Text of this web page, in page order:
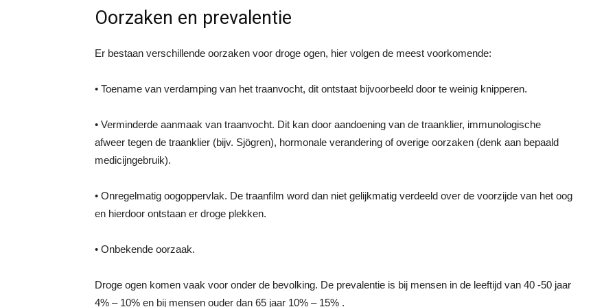
Oorzaken en prevalentie
Er bestaan verschillende oorzaken voor droge ogen, hier volgen de meest voorkomende:
• Toename van verdamping van het traanvocht, dit ontstaat bijvoorbeeld door te weinig knipperen.
• Verminderde aanmaak van traanvocht. Dit kan door aandoening van de traanklier, immunologische
afweer tegen de traanklier (bijv. Sjögren), hormonale verandering of overige oorzaken (denk aan bepaald
medicijngebruik).
• Onregelmatig oogoppervlak. De traanfilm word dan niet gelijkmatig verdeeld over de voorzijde van het oog
en hierdoor ontstaan er droge plekken.
• Onbekende oorzaak.
Droge ogen komen vaak voor onder de bevolking. De prevalentie is bij mensen in de leeftijd van 40 -50 jaar
4% – 10% en bij mensen ouder dan 65 jaar 10% – 15% .